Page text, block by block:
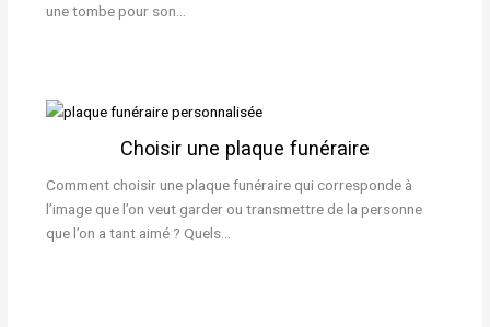
une tombe pour son…
Choisir une plaque funéraire
Comment choisir une plaque funéraire qui corresponde à
l’image que l’on veut garder ou transmettre de la personne
que l’on a tant aimé ? Quels…